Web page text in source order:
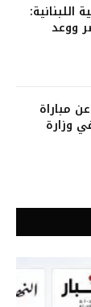
اللبنانية:
ووعد
مباراة
في وزارة